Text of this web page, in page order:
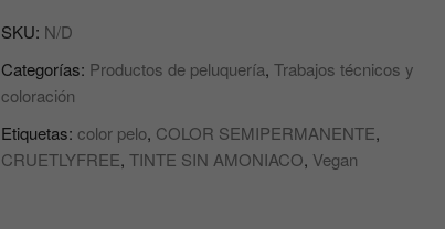
/
COLORACIÓN
SEMIPERMANTENTE
COLOR
cantidad
SKU: N/D
Categorías: Productos de peluquería, Trabajos técnicos y
coloración
Etiquetas: color pelo, COLOR SEMIPERMANENTE,
CRUETLYFREE, TINTE SIN AMONIACO, Vegan